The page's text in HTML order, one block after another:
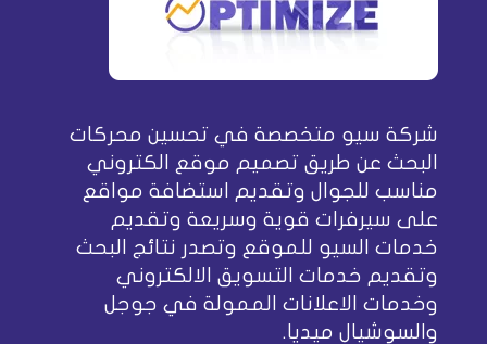
شركة سيو متخصصة في تحسين محركات
البحث عن طريق تصميم موقع الكتروني
مناسب للجوال وتقديم استضافة مواقع
على سيرفرات قوية وسريعة وتقديم
خدمات السيو للموقع وتصدر نتائج البحث
وتقديم خدمات التسويق الالكتروني
وخدمات الاعلانات الممولة في جوجل
والسوشيال ميديا.